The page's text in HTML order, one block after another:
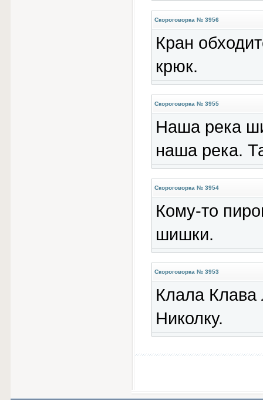
Скороговорка № 3956
Кран
крюк.
Скороговорка № 3955
Наша река
наша река.
Скороговорка № 3954
Кому-то
шишки.
Скороговорка № 3953
Клала Клава
Николку.